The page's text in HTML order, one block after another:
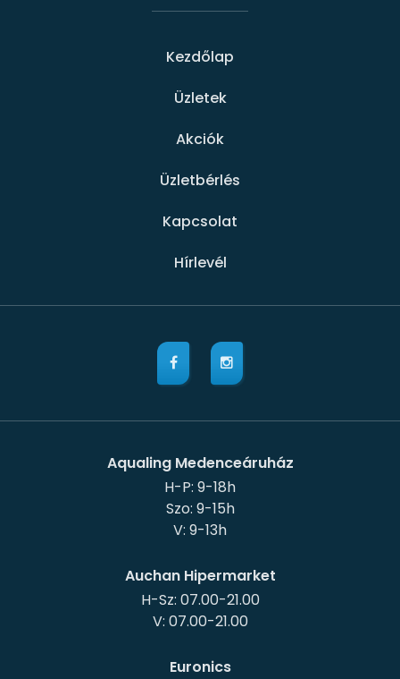
Kezdőlap
Üzletek
Akciók
Üzletbérlés
Kapcsolat
Hírlevél
Aqualing Medenceáruház
H-P: 9-18h
Szo: 9-15h
Auchan Hipermarket
H-Sz: 07.00-21.00
V: 07.00-21.00
Euronics